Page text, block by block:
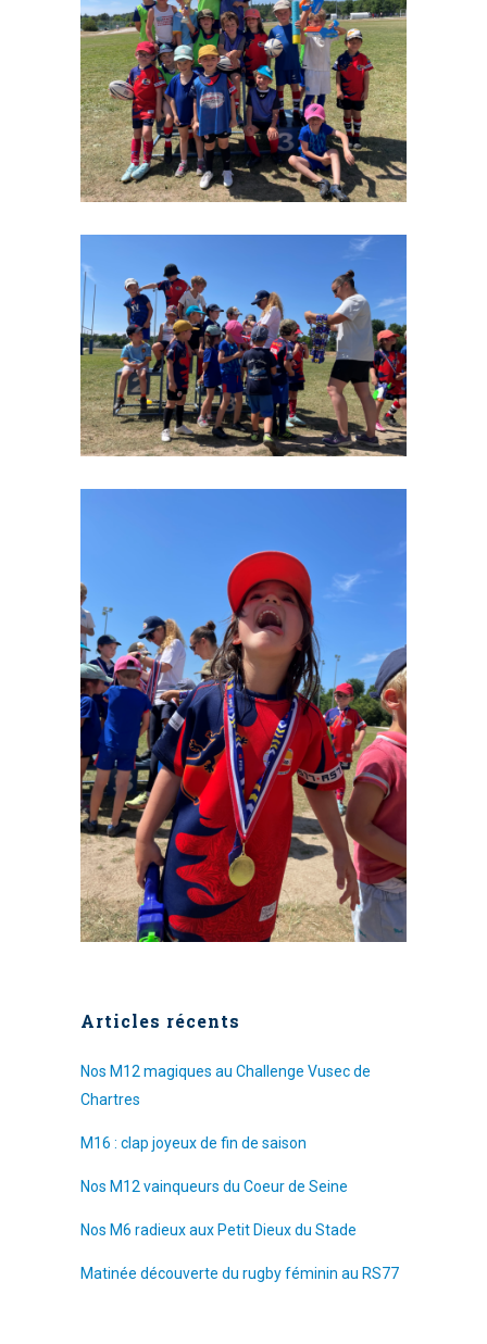
Articles récents
Nos M12 magiques au Challenge Vusec de
Chartres
M16 : clap joyeux de fin de saison
Nos M12 vainqueurs du Coeur de Seine
Nos M6 radieux aux Petit Dieux du Stade
Matinée découverte du rugby féminin au RS77